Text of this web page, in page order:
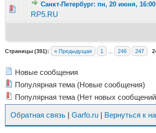
Санкт-Петербург: пн, 20 июня, 16:00
RP5.RU
Голосов: 1 - Средняя оценка: 1 из 5
1234 5
Страницы (391): « Предыдущая 1 246 247
Новые сообщения
Популярная тема (Новые сообщения)
Популярная тема (Нет новых
Обратная связь | Garfo.ru | Вернуться к